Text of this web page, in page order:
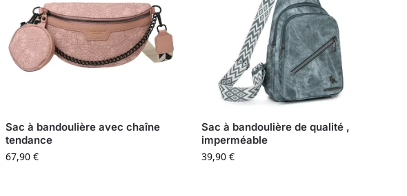
Sac à bandoulière avec chaîne
tendance
67,90 €
Sac à bandoulière de qualité ,
imperméable
39,90€